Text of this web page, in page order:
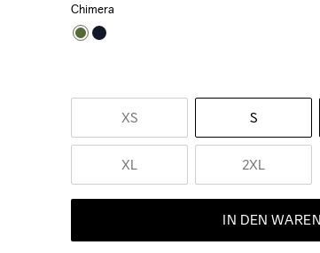
Chimera
XS S
XL 2XL
IN DEN